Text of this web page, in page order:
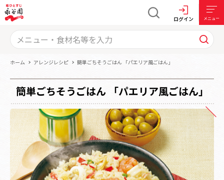
ログイン メニュー
ホーム アレンジレシピ 簡単ごちそうごはん 「パエリア風ごはん」
簡単ごちそうごはん 「パエリア風ごはん」